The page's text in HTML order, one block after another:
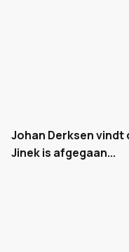
Johan Derksen vindt
Jinek is afgegaan...